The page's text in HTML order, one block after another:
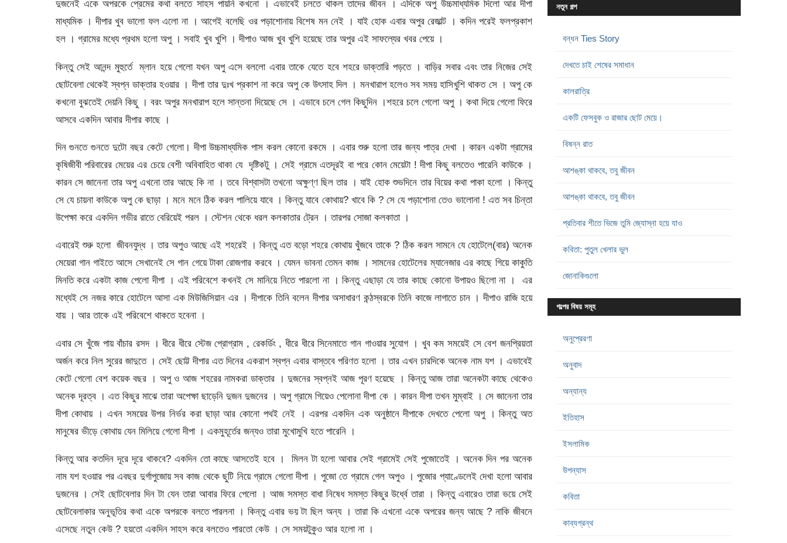
দুজনেই একে অপরকে প্রেমের কথা বলতে সাহস পায়নি কখনো । এভাবেই চলতে থাকল তাদের জীবন । এদিকে অপু উচ্চমাধ্যমিক দিলো আর দীপা
মাধ্যমিক । দীপার খুব ভালো ফল এলো না । আগেই বলেছি ওর পড়াশোনায় বিশেষ মন নেই । যাই হোক এবার অপুর রেজাল্ট । কদিন পরেই ফলপ্রকাশ
হল । গ্রামের মধ্যে প্রথম হলো অপু । সবাই খুব খুশি । দীপাও আজ খুব খুশি হয়েছে তার অপুর এই সাফল্যের খবর পেয়ে ।
কিন্তু সেই আনন্দ মুহুর্তে ম্লান হয়ে গেলো যখন অপু এসে বললো এবার তাকে যেতে হবে শহরে ডাক্তারি পড়তে । বাড়ির সবার এবং তার নিজের সেই
ছোটবেলা থেকেই স্বপ্ন ডাক্তার হওয়ার । দীপা তার দুঃখ প্রকাশ না করে অপু কে উৎসাহ দিল । মনখারাপ হলেও সব সময় হাসিখুশি থাকত সে । অপু কে
কখনো বুঝতেই দেয়নি কিছু । বরং অপুর মনখারাপ হলে সান্তনা দিয়েছে সে । এভাবে চলে গেল কিছুদিন ।শহরে চলে গেলো অপু । কথা দিয়ে গেলো ফিরে
আসবে একদিন আবার দীপার কাছে ।
দিন গুনতে গুনতে দুটো বছর কেটে গেলো। দীপা উচ্চমাধ্যমিক পাস করল কোনো রকমে । এবার শুরু হলো তার জন্য পাত্র দেখা । কারন একটা গ্রামের
কৃষিজীবী পরিবারের মেয়ের এর চেয়ে বেশী অবিবাহিত থাকা যে দৃষ্টিকটু । সেই গ্রামে এতদূরই বা পরে কোন মেয়েটা ! দীপা কিছু বলতেও পারেনি কাউকে ।
কারন সে জানেনা তার অপু এখনো তার আছে কি না । তবে বিশ্বাসটা তখনো অক্ষুণ্ণ ছিল তার । যাই হোক শুভদিনে তার বিয়ের কথা পাকা হলো । কিন্তু
সে যে চায়না কাউকে অপু কে ছাড়া । মনে মনে ঠিক করল পালিয়ে যাবে । কিন্তু যাবে কোথায়? খাবে কি ? সে যে পড়াশোনা তেও ভালোনা ! এত সব চিন্তা
উপেক্ষা করে একদিন গভীর রাতে বেরিয়েই পরল । স্টেশন থেকে ধরল কলকাতার ট্রেন । তারপর সোজা কলকাতা ।
এবারেই শুরু হলো জীবনযুদ্ধ । তার অপুও আছে এই শহরেই । কিন্তু এত বড়ো শহরে কোথায় খুঁজবে তাকে ? ঠিক করল সামনে যে হোটেলে(বার) অনেক
মেয়েরা গান গাইতে আসে সেখানেই সে গান গেয়ে টাকা রোজগার করবে । যেমন ভাবনা তেমন কাজ । সামনের হোটেলের ম্যানেজার এর কাছে গিয়ে কাকুতি
মিনতি করে একটা কাজ পেলো দীপা । এই পরিবেশে কখনই সে মানিয়ে নিতে পারলো না । কিন্তু এছাড়া যে তার কাছে কোনো উপায়ও ছিলো না । এর
মধ্যেই সে নজর কারে হোটেলে আসা এক মিউজিসিয়ান এর । দীপাকে তিনি বলেন দীপার অসাধারণ কন্ঠস্বরকে তিনি কাজে লাগাতে চান । দীপাও রাজি হয়ে
যায় । আর তাকে এই পরিবেশে থাকতে হবেনা ।
এবার সে খুঁজে পায় বাঁচার রসদ । ধীরে ধীরে স্টেজ প্রোগ্রাম , রেকর্ডিং , ধীরে ধীরে সিনেমাতে গান গাওয়ার সুযোগ । খুব কম সময়েই সে বেশ জনপ্রিয়তা
অর্জন করে নিল সুরের জাদুতে । সেই ছোট্ট দীপার এত দিনের একরাশ স্বপ্ন এবার বাস্তবে পরিণত হলো । তার এখন চারদিকে অনেক নাম যশ । এভাবেই
কেটে গেলো বেশ কয়েক বছর । অপু ও আজ শহরের নামকরা ডাক্তার । দুজনের স্বপ্নই আজ পূরণ হয়েছে । কিন্তু আজ তারা অনেকটা কাছে থেকেও
অনেক দূরত্ব । এত কিছুর মাঝে তারা অপেক্ষা ছাড়েনি দুজন দুজনের । অপু গ্রামে গিয়েও পেলোনা দীপা কে । কারন দীপা তখন মুম্বাই । সে জানেনা তার
দীপা কোথায় । এখন সময়ের উপর নির্ভর করা ছাড়া আর কোনো পথই নেই । এরপর একদিন এক অনুষ্ঠানে দীপাকে দেখতে পেলো অপু । কিন্তু অত
মানুষের ভীড়ে কোথায় যেন মিলিয়ে গেলো দীপা । একমুহূর্তের জন্যও তারা মুখোমুখি হতে পারেনি ।
কিন্তু আর কতদিন দূরে দূরে থাকবে? একদিন তো কাছে আসতেই হবে । মিলন টা হলো আবার সেই গ্রামেই সেই পুজোতেই । অনেক দিন পর অনেক
নাম যশ হওয়ার পর এবছর দুর্গাপুজোয় সব কাজ থেকে ছুটি নিয়ে গ্রামে গেলো দীপা । পুজো তে গ্রামে গেল অপুও । পুজোর প্যাণ্ডেলেই দেখা হলো আবার
দুজনের । সেই ছোটবেলার দিন টা যেন তারা আবার ফিরে পেলো । আজ সমস্ত বাধা নিষেধ সমস্ত কিছুর উর্ধ্বে তারা । কিন্তু এবারেও তারা ভয়ে সেই
ছোটবেলাকার অনুভূতির কথা একে অপরকে বলতে পারলনা । কিন্তু এবার ভয় টা ছিল অন্য । তারা কি এখনো একে অপরের জন্য আছে ? নাকি জীবনে
এসেছে নতুন কেউ ? হয়তো একদিন সাহস করে বলতেও পারতো কেউ । সে সময়টুকুও আর হলো না ।
নতুন গল্প
বন্ধন Ties Story
দেখতে চাই শেষের সমাধান
কালরাত্রি
একটি ফেসবুক ও রাজার ছোট মেয়ে।
বিষন্ন রাত
আশঙ্কা থাকবে, তবু জীবন
আশঙ্কা থাকবে, তবু জীবন
প্রতিবার শীতে ভিজে তুমি জ্যোস্না হয়ে যাও
কবিতা: পুতুল খেলার ভুল
জোনাকিগুলো
গল্পের বিষয় সমূহ
অনুপ্রেরণা
অনুবাদ
অন্যান্য
ইতিহাস
ইসলামিক
উপন্যাস
কবিতা
কাব্যগ্রন্থ